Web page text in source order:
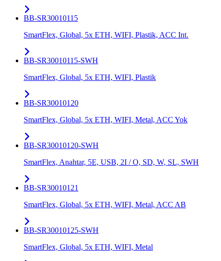
BB-SR30010115
SmartFlex, Global, 5x ETH, WIFI, Plastik, ACC Int.
BB-SR30010115-SWH
SmartFlex, Global, 5x ETH, WIFI, Plastik
BB-SR30010120
SmartFlex, Global, 5x ETH, WIFI, Metal, ACC Yok
BB-SR30010120-SWH
SmartFlex, Anahtar, 5E, USB, 2I / O, SD, W, SL, SWH
BB-SR30010121
SmartFlex, Global, 5x ETH, WIFI, Metal, ACC AB
BB-SR30010125-SWH
SmartFlex, Global, 5x ETH, WIFI, Metal